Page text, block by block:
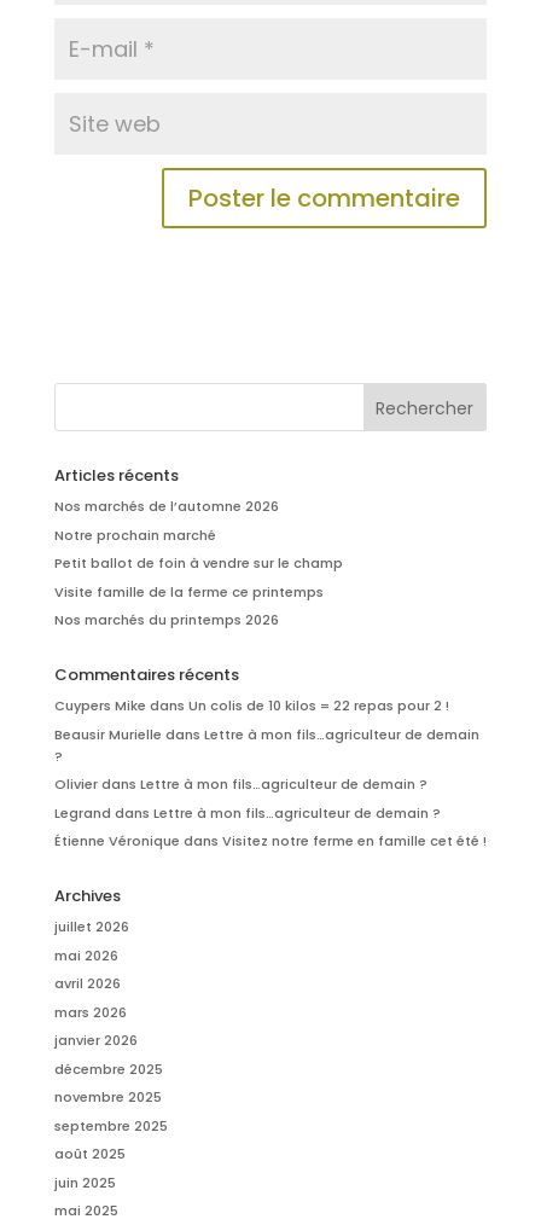
Articles récents
Nos marchés de l’automne 2026
Notre prochain marché
Petit ballot de foin à vendre sur le champ
Visite famille de la ferme ce printemps
Nos marchés du printemps 2026
Commentaires récents
Cuypers Mike dans Un colis de 10 kilos = 22 repas pour 2 !
Beausir Murielle dans Lettre à mon fils…agriculteur de demain
?
Olivierdans Lettre à mon fils…agriculteur de demain ?
Legrand dans Lettre à mon fils…agriculteur de demain ?
Étienne Véronique dans Visitez notre ferme en famille cet été !
Archives
juillet 2026
mai 2026
avril 2026
mars 2026
janvier 2026
décembre 2025
novembre 2025
septembre 2025
août 2025
juin 2025
mai 2025